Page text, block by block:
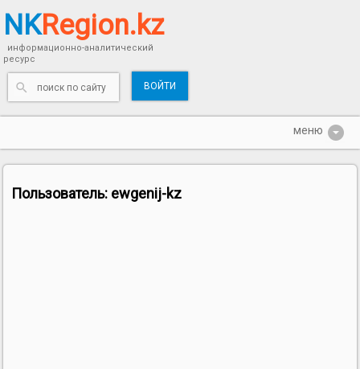
NKRegion.kz
информационно-аналитический
ресурс
ВОЙТИ
Пользователь: ewgenij-kz